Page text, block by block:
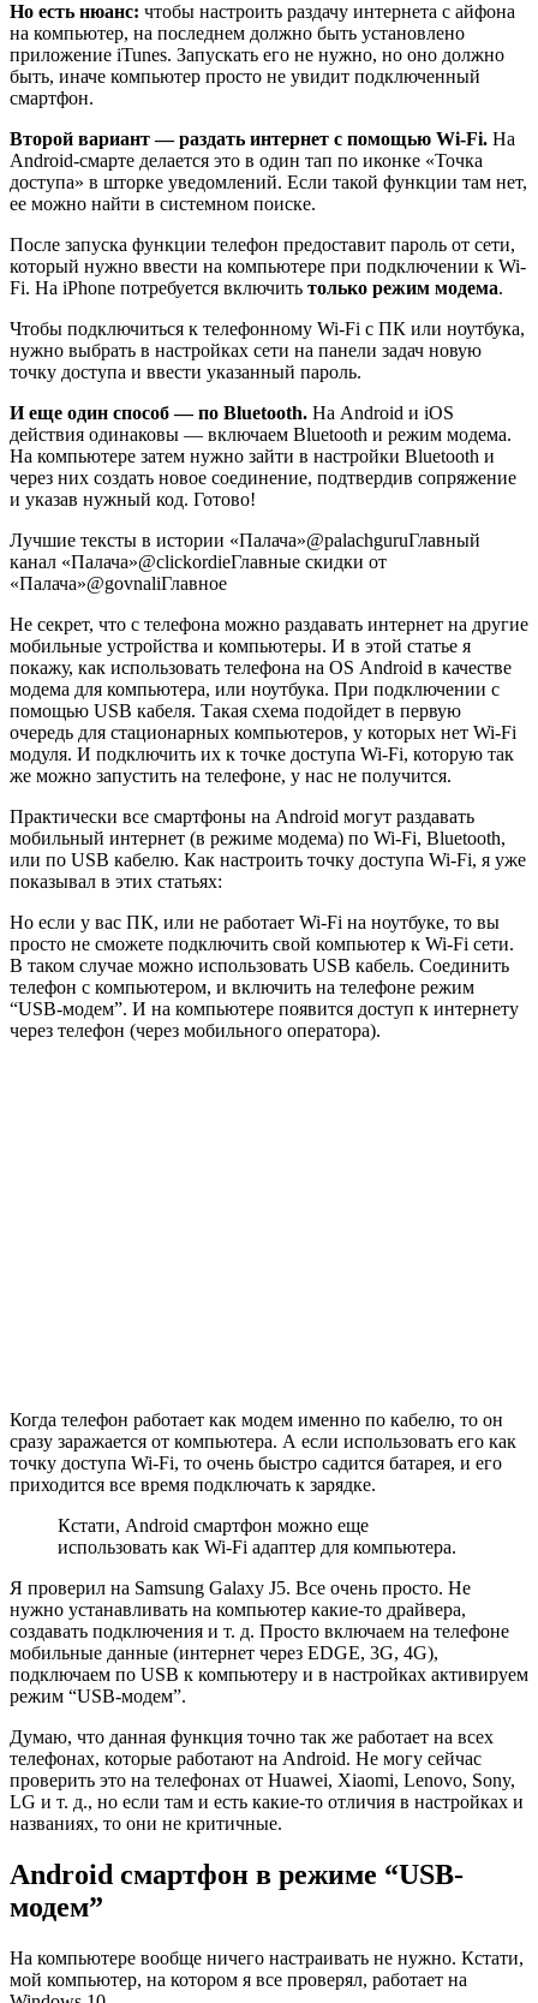
Но есть нюанс: чтобы настроить раздачу интернета с айфона
на компьютер, на последнем должно быть установлено
приложение iTunes. Запускать его не нужно, но оно должно
быть, иначе компьютер просто не увидит подключенный
смартфон.
Второй вариант — раздать интернет с помощью Wi-Fi. На
Android-смарте делается это в один тап по иконке «Точка
доступа» в шторке уведомлений. Если такой функции там нет,
ее можно найти в системном поиске.
После запуска функции телефон предоставит пароль от сети,
который нужно ввести на компьютере при подключении к Wi-
Fi. На iPhone потребуется включить только режим модема.
Чтобы подключиться к телефонному Wi-Fi с ПК или ноутбука,
нужно выбрать в настройках сети на панели задач новую
точку доступа и ввести указанный пароль.
И еще один способ — по Bluetooth. На Android и iOS
действия одинаковы — включаем Bluetooth и режим модема.
На компьютере затем нужно зайти в настройки Bluetooth и
через них создать новое соединение, подтвердив сопряжение
и указав нужный код. Готово!
Лучшие тексты в истории «Палача»@palachguruГлавный
канал «Палача»@clickordieГлавные скидки от
«Палача»@govnaliГлавное
Не секрет, что с телефона можно раздавать интернет на другие
мобильные устройства и компьютеры. И в этой статье я
покажу, как использовать телефона на OS Android в качестве
модема для компьютера, или ноутбука. При подключении с
помощью USB кабеля. Такая схема подойдет в первую
очередь для стационарных компьютеров, у которых нет Wi-Fi
модуля. И подключить их к точке доступа Wi-Fi, которую так
же можно запустить на телефоне, у нас не получится.
Практически все смартфоны на Android могут раздавать
мобильный интернет (в режиме модема) по Wi-Fi, Bluetooth,
или по USB кабелю. Как настроить точку доступа Wi-Fi, я уже
показывал в этих статьях:
Но если у вас ПК, или не работает Wi-Fi на ноутбуке, то вы
просто не сможете подключить свой компьютер к Wi-Fi сети.
В таком случае можно использовать USB кабель. Соединить
телефон с компьютером, и включить на телефоне режим
“USB-модем”. И на компьютере появится доступ к интернету
через телефон (через мобильного оператора).
Когда телефон работает как модем именно по кабелю, то он
сразу заражается от компьютера. А если использовать его как
точку доступа Wi-Fi, то очень быстро садится батарея, и его
приходится все время подключать к зарядке.
Кстати, Android смартфон можно еще
использовать как Wi-Fi адаптер для компьютера.
Я проверил на Samsung Galaxy J5. Все очень просто. Не
нужно устанавливать на компьютер какие-то драйвера,
создавать подключения и т. д. Просто включаем на телефоне
мобильные данные (интернет через EDGE, 3G, 4G),
подключаем по USB к компьютеру и в настройках активируем
режим “USB-модем”.
Думаю, что данная функция точно так же работает на всех
телефонах, которые работают на Android. Не могу сейчас
проверить это на телефонах от Huawei, Xiaomi, Lenovo, Sony,
LG и т. д., но если там и есть какие-то отличия в настройках и
названиях, то они не критичные.
Android смартфон в режиме “USB-
модем”
На компьютере вообще ничего настраивать не нужно. Кстати,
мой компьютер, на котором я все проверял, работает на